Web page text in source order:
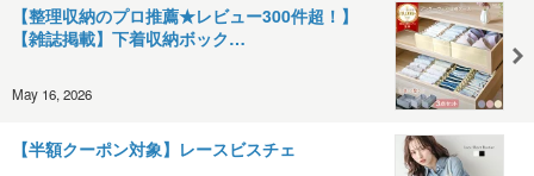
【整理収納のプロ推薦★レビュー300件超！】
【雑誌掲載】下着収納ボック…
May 16, 2026
【半額クーポン対象】レースビスチェ